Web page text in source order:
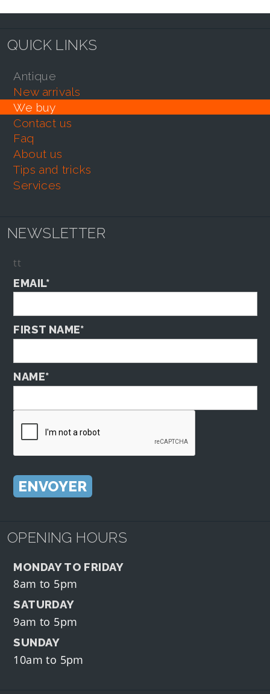
QUICK LINKS
antique
new arrivals
we buy
contact us
faq
about us
tips and tricks
services
NEWSLETTER
tt
EMAIL*
FIRST NAME*
NAME*
OPENING HOURS
MONDAY TO FRIDAY
8am to 5pm
SATURDAY
9am to 5pm
SUNDAY
10am to 5pm